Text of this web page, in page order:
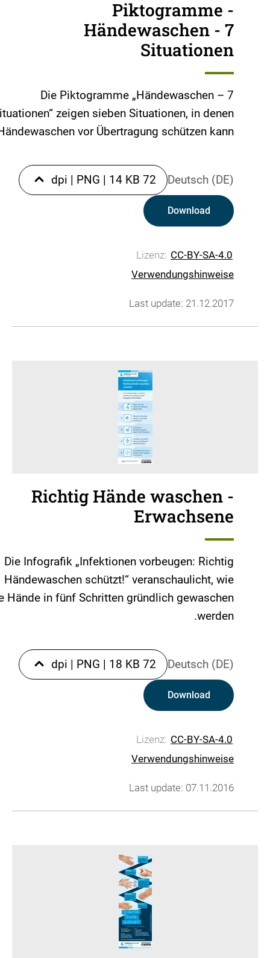
Piktogramme -
Händewaschen - 7
Situationen
Die Piktogramme „Händewaschen – 7
zeigen sieben Situationen, in denen
vor Übertragung schützen kann.
Deutsch (DE)
72 dpi
| PNG | 14 KB
Download
Lizenz: CC-BY-SA-4.0
Verwendungshinweise
Last update: 21.12.2017
Richtig Hände waschen -
Erwachsene
Die Infografik „Infektionen vorbeugen: Richtig
Händewaschen schützt!“ veranschaulicht, wie
Hände in fünf Schritten gründlich gewaschen
werden.
Deutsch (DE)
72 dpi
| PNG | 18 KB
Download
Lizenz: CC-BY-SA-4.0
Verwendungshinweise
Last update: 07.11.2016